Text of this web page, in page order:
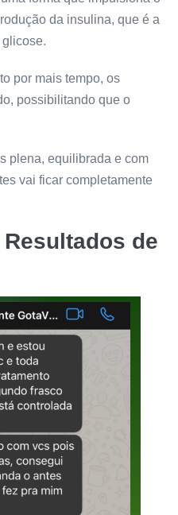
da insulina, que é a
por mais tempo, os
possibilitando que o
plena, equilibrada e com
vai ficar completamente
de